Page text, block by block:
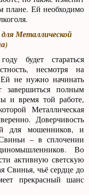
плане. Ей необходимо
Металлической
будет стараться
несмотря на
не нужно начинать
полным
и время той работе,
Металлическая
Доверчивость
для мошенников, и
– в сплочении
Во
активную светскую
Свинья, чьё сердце до
прекрасный шанс